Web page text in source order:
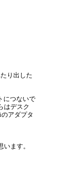
り出した
につないで
はデスク
アダプタ
ます。